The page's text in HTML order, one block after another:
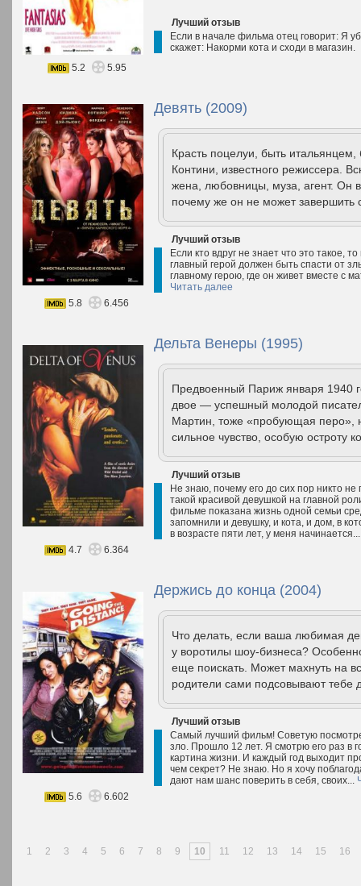
Лучший отзыв
Если в начале фильма отец говорит: Я
скажет: Накорми кота и сходи в магазин.
5.2
5.95
Девять (2009)
Красть поцелуи, быть итальянцем,
Контини, известного режиссера.
жена, любовницы, муза, агент. Он
почему же он не может завершить
Лучший отзыв
Если кто вдруг не знает что это такое,
главный герой должен быть спасти от
главному герою, где он живет вместе с
Читать далее
5.8
6.456
Дельта Венеры (1995)
Предвоенный Париж января 1940
двое — успешный молодой
Мартин, тоже «пробующая перо»,
сильное чувство, особую остроту
Лучший отзыв
Не знаю, почему его до сих пор никто
такой красивой девушкой на главной
фильме показана жизнь одной семьи
запомнили и девушку, и кота, и дом, в
в возрасте пяти лет, у меня
4.7
6.364
Держись до конца (2004)
Что делать, если ваша любимая
у воротилы шоу-бизнеса?
еще поискать. Может махнуть на
родители сами подсовывают тебе
Лучший отзыв
Самый лучший фильм! Советую
зло. Прошло 12 лет. Я смотрю его раз в
картина жизни. И каждый год выходит
чем секрет? Не знаю. Но я хочу
дают нам шанс поверить в себя, своих...
5.6
6.602
1 2 3 4 5 6 7 8 9 10 11 12 13 14 15 16